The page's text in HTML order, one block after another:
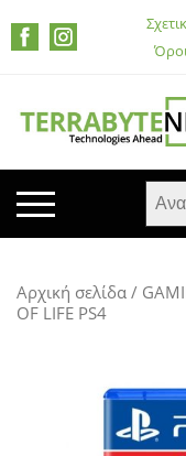
TABLETS
ΕΚΤΥΠΩΤΈΣ –
WEB CAMERA
Αρχική σελίδα /
OF LIFE PS4